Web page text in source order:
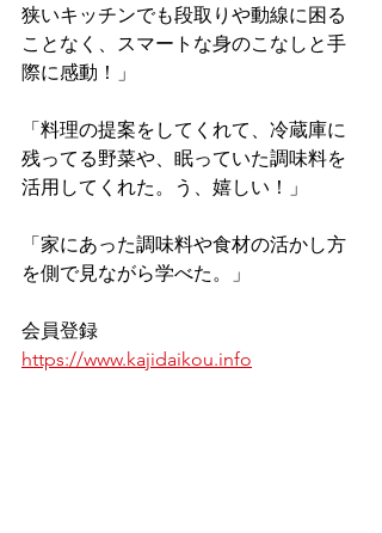
狭いキッチンでも段取りや動線に困る
ことなく、スマートな身のこなしと手
際に感動！」
「料理の提案をしてくれて、冷蔵庫に
残ってる野菜や、眠っていた調味料を
活用してくれた。う、嬉しい！」
「家にあった調味料や食材の活かし方
を側で見ながら学べた。」
会員登録
https://www.kajidaikou.info